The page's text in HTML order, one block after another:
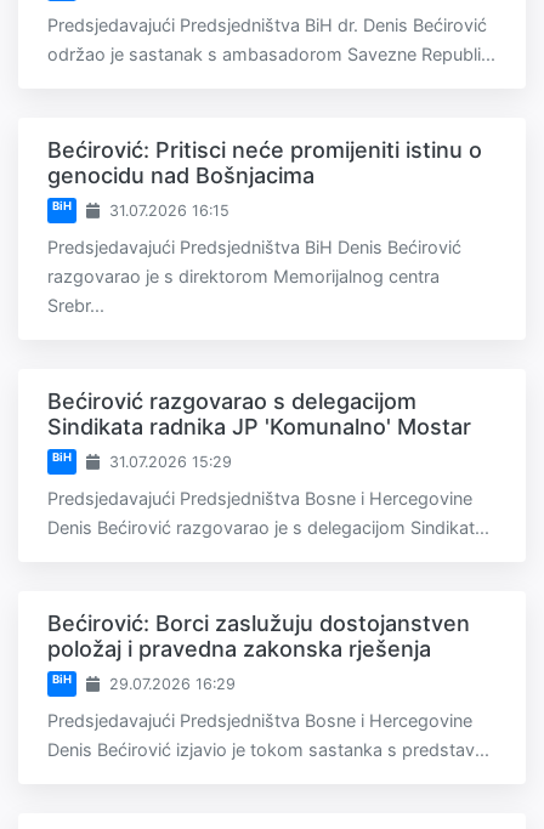
Predsjedavajući Predsjedništva BiH dr. Denis Bećirović
održao je sastanak s ambasadorom Savezne Republi...
Bećirović: Pritisci neće promijeniti istinu o
genocidu nad Bošnjacima
BiH 31.07.2026 16:15
Predsjedavajući Predsjedništva BiH Denis Bećirović
razgovarao je s direktorom Memorijalnog centra
Srebr...
Bećirović razgovarao s delegacijom
Sindikata radnika JP 'Komunalno' Mostar
BiH 31.07.2026 15:29
Predsjedavajući Predsjedništva Bosne i Hercegovine
Denis Bećirović razgovarao je s delegacijom Sindikat...
Bećirović: Borci zaslužuju dostojanstven
položaj i pravedna zakonska rješenja
BiH 29.07.2026 16:29
Predsjedavajući Predsjedništva Bosne i Hercegovine
Denis Bećirović izjavio je tokom sastanka s predstav...